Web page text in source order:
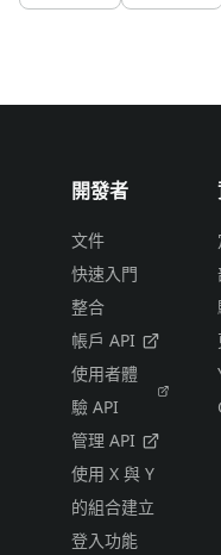
開發者
文件
快速入門
整合
帳戶 API
使用者體
驗 API
管理 API
使用 X 與 Y
的組合建立
登入功能